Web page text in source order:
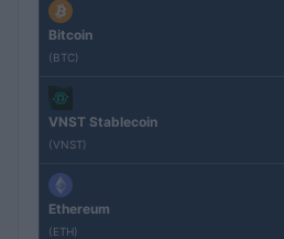
Bitcoin
(BTC)
VNST Stablecoin
(VNST)
Ethereum
(ETH)